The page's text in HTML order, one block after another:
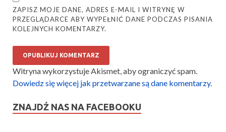
ZAPISZ MOJE DANE, ADRES E-MAIL I WITRYNĘ W
PRZEGLĄDARCE ABY WYPEŁNIĆ DANE PODCZAS PISANIA
KOLEJNYCH KOMENTARZY.
Witryna wykorzystuje Akismet, aby ograniczyć spam.
Dowiedz się więcej jak przetwarzane są dane komentarzy.
ZNAJDŹ NAS NA FACEBOOKU